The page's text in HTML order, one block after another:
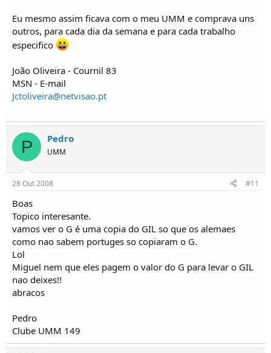
Eu mesmo assim ficava com o meu UMM e comprava uns
outros, para cada dia da semana e para cada trabalho
especifico
João Oliveira - Cournil 83
MSN - E-mail
Jctoliveira@netvisao.pt
P Pedro
UMM
28 Out 2008 #11
Boas
Topico interesante.
vamos ver o G é uma copia do GIL so que os alemaes
como nao sabem portuges so copiaram o G.
Lol
Miguel nem que eles pagem o valor do G para levar o GIL
nao deixes!!
abracos
Pedro
Clube UMM 149